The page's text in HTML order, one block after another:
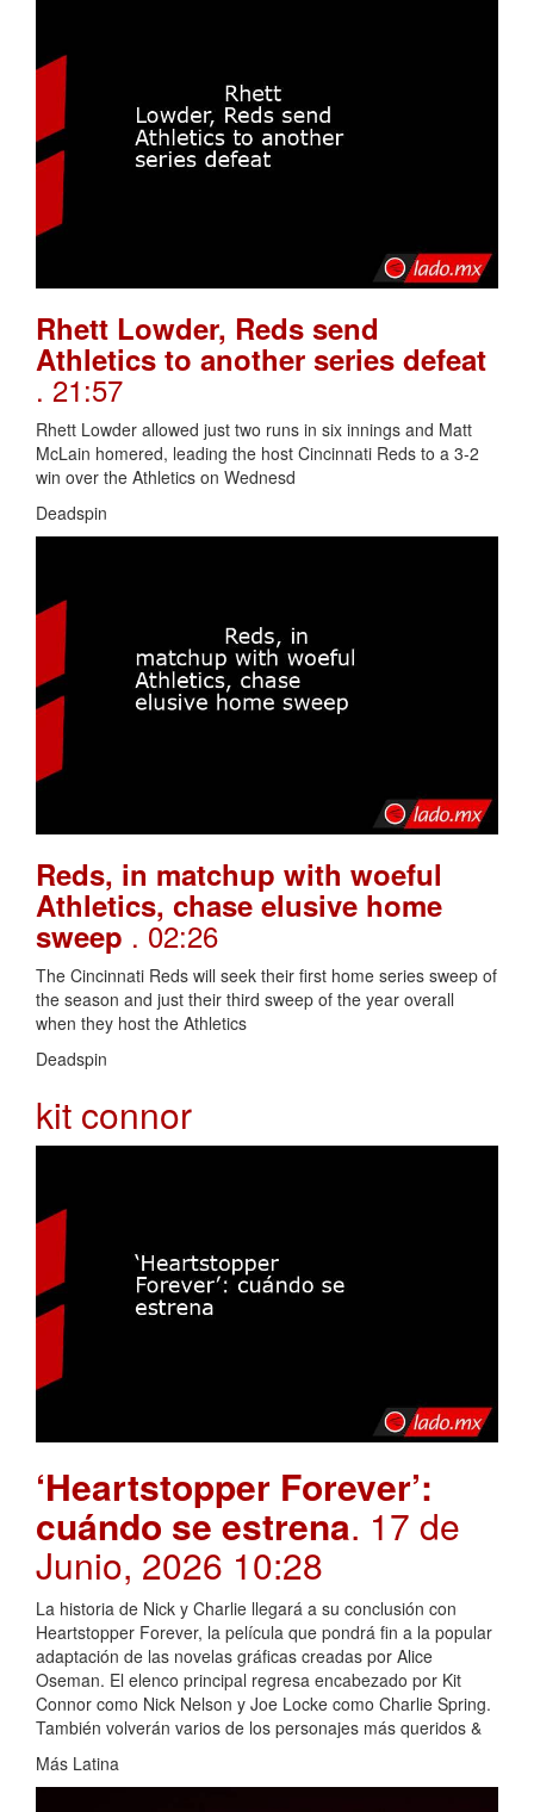
Rhett Lowder, Reds send
Athletics to another series defeat
. 21:57
Rhett Lowder allowed just two runs in six innings and Matt
McLain homered, leading the host Cincinnati Reds to a 3-2
win over the Athletics on Wednesd
Deadspin
Reds, in matchup with woeful
Athletics, chase elusive home
sweep . 02:26
The Cincinnati Reds will seek their first home series sweep of
the season and just their third sweep of the year overall
when they host the Athletics
Deadspin
kit connor
‘Heartstopper Forever’:
cuándo se estrena. 17 de
Junio, 2026 10:28
La historia de Nick y Charlie llegará a su conclusión con
Heartstopper Forever, la película que pondrá fin a la popular
adaptación de las novelas gráficas creadas por Alice
Oseman. El elenco principal regresa encabezado por Kit
Connor como Nick Nelson y Joe Locke como Charlie Spring.
También volverán varios de los personajes más queridos &
Más Latina